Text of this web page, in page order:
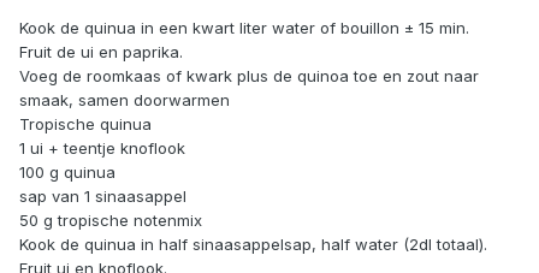
Kook de quinua in een kwart liter water of bouillon ± 15 min.
Fruit de ui en paprika.
Voeg de roomkaas of kwark plus de quinoa toe en zout naar
smaak, samen doorwarmen
Tropische quinua
1 ui + teentje knoflook
100 g quinua
sap van 1 sinaasappel
50 g tropische notenmix
Kook de quinua in half sinaasappelsap, half water (2dl totaal).
Fruit ui en knoflook.